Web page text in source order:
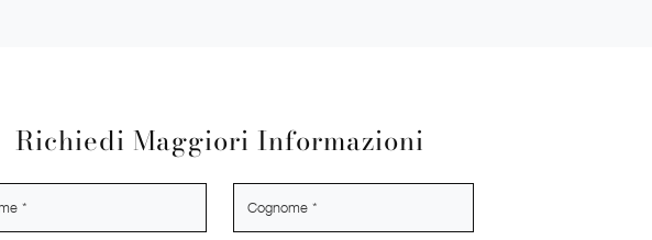
Richiedi Maggiori Informazioni